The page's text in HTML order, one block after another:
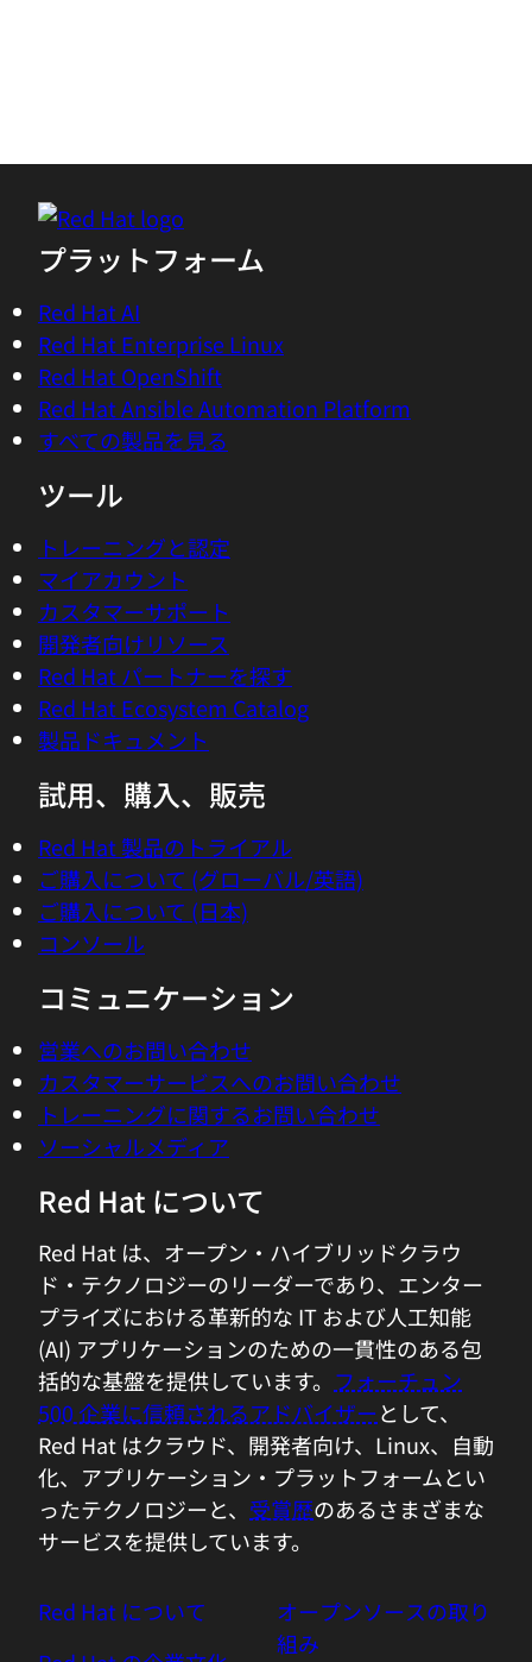
Company*
Department
Job role*
Country/Region*
Red Hat may use your personal data to inform you about its
products, services, and events.
Notify me about products, services, and events.
You can stop receiving marketing emails by
clicking the unsubscribe link in each email or
withdrawing your consent at any time in the
details.
Submit
プラットフォーム
Red Hat AI
Red Hat Enterprise Linux
Red Hat OpenShift
Red Hat Ansible Automation Platform
すべての製品を見る
ツール
トレーニングと認定
マイアカウント
カスタマーサポート
開発者向けリソース
Red Hat パートナーを探す
Red Hat Ecosystem Catalog
製品ドキュメント
試用、購入、販売
Red Hat 製品のトライアル
ご購入について (グローバル/英語)